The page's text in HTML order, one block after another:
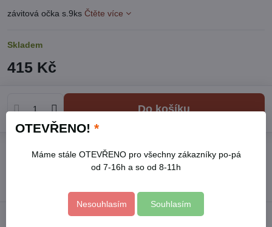
závitová očka s.9ks Čtěte více
Skladem
415 Kč
Do košíku
8816511
OTEVŘENO! *
Máme stále OTEVŘENO pro všechny zákazníky po-pá
od 7-16h a so od 8-11h
Nesouhlasím Souhlasím